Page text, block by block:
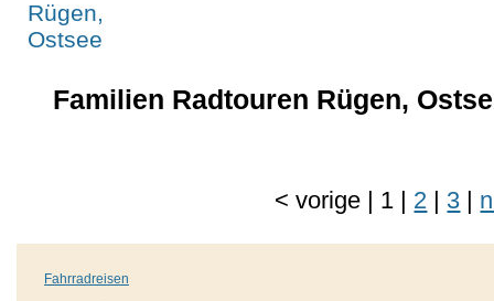
Familien Radtouren Rügen,
<vorige | 1 | 2 | 3 |
Fahrradreisen